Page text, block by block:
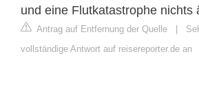
und eine Flutkatastrophe nichts
Antrag auf Entfernung der Quelle
vollständige Antwort auf reisereporter.de an